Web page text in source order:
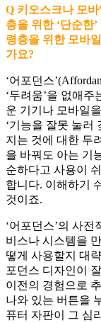
Q 키오스크나 모
층을 위한 ‘단순한
령층을 위한 모바
가요?
‘어포던스
‘두려움’을 없애
운 기기나 모바일
‘기능을 잘못 눌러
지는 것에 대한 두
을 바꿔도 아는 기
순하다고 사용이
합니다. 이해하기
것이죠.
‘어포던스’의 사전
비스나 시스템을
떻게 사용할지 대
포던스 디자인이
이전의 경험으로
나와 있는 버튼을
퓨터 자판이 그 심